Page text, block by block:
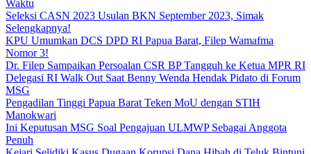
Waktu
Seleksi CASN 2023 Usulan BKN September 2023, Simak
Selengkapnya!
KPU Umumkan DCS DPD RI Papua Barat, Filep Wamafma
Nomor 3!
Dr. Filep Sampaikan Persoalan CSR BP Tangguh ke Ketua MPR RI
Delegasi RI Walk Out Saat Benny Wenda Hendak Pidato di Forum
MSG
Pengadilan Tinggi Papua Barat Teken MoU dengan STIH
Manokwari
Ini Keputusan MSG Soal Pengajuan ULMWP Sebagai Anggota
Penuh